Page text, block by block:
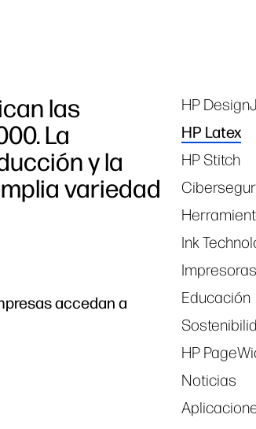
las
La
y la
variedad
accedan a
Tags
HP
HP Latex
HP Stitch
Ink
Educación
HP
Noticias